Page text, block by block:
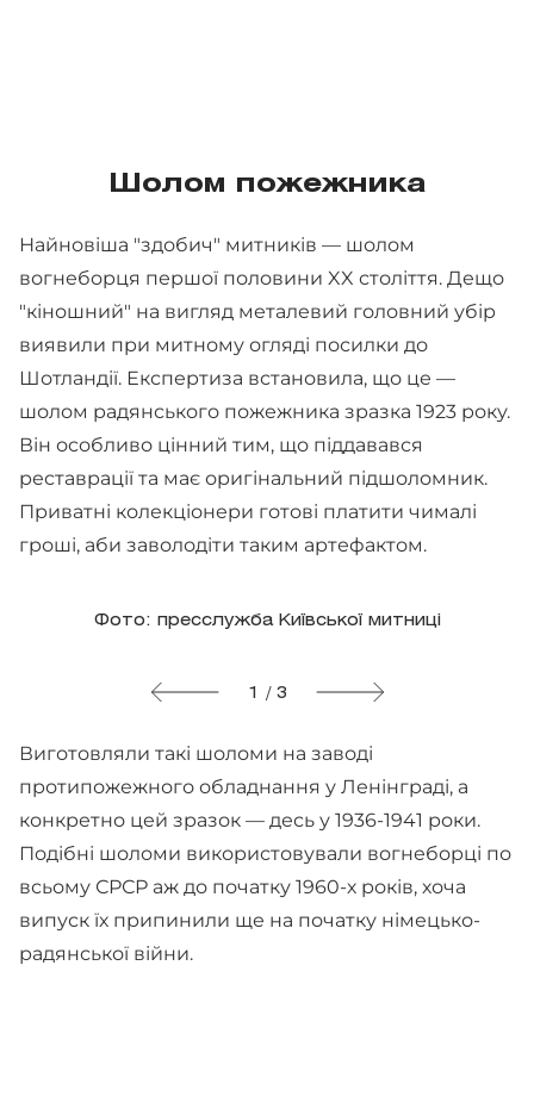
Шолом пожежника
Найновіша "здобич" митників — шолом
вогнеборця першої половини XX століття. Дещо
"кіношний" на вигляд металевий головний убір
виявили при митному огляді посилки до
Шотландії. Експертиза встановила, що це —
шолом радянського пожежника зразка 1923 року.
Він особливо цінний тим, що піддавався
реставрації та має оригінальний підшоломник.
Приватні колекціонери готові платити чималі
гроші, аби заволодіти таким артефактом.
Фото: пресслужба Київської митниці
1 / 3
Виготовляли такі шоломи на заводі
протипожежного обладнання у Ленінграді, а
конкретно цей зразок — десь у 1936-1941 роки.
Подібні шоломи використовували вогнеборці по
всьому СРСР аж до початку 1960-х років, хоча
випуск їх припинили ще на початку німецько-
радянської війни.